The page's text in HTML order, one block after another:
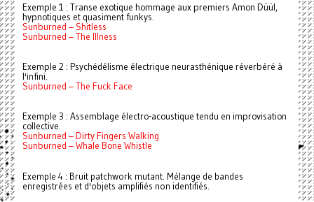
Exemple 1 : Transe exotique hommage aux premiers Amon Düül,
hypnotiques et quasiment funkys.
Sunburned – Shitless
Sunburned – The Illness
Exemple 2 : Psychédélisme électrique neurasthénique réverbéré à
l'infini.
Sunburned – The Fuck Face
Exemple 3 : Assemblage électro-acoustique tendu en improvisation
collective.
Sunburned – Dirty Fingers Walking
Sunburned – Whale Bone Whistle
Exemple 4 : Bruit patchwork mutant. Mélange de bandes
enregistrées et d'objets amplifiés non identifiés.